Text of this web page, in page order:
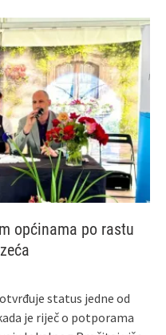
općinama po rastu
status jedne od
je riječ o potporama